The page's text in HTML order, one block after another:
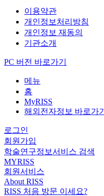
이용약관
개인정보처리방침
개인정보 재동의
기관소개
PC 버전 바로가기
메뉴
홈
MyRISS
해외전자정보 바로가기
로그인
회원가입
학술연구정보서비스 검색
MYRISS
회원서비스
About RISS
RISS 처음 방문 이세요?